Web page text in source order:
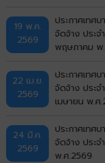
19 พ.ค.
2569
ประกาศเทศ
จัดจ้าง ประ
พฤษภาคม พ
22 เม.ย.
2569
ประกาศเทศ
จัดจ้าง ประ
เมษายน พ.ศ
24 มี.ค.
2569
ประกาศเทศ
จัดจ้าง ประ
พ.ศ.2569